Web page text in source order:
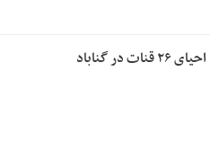
احیای ۲۶ قنات در گناباد